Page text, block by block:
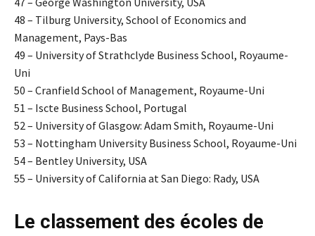
48 – Tilburg University, School of Economics and
Management, Pays-Bas
49 – University of Strathclyde Business School, Royaume-
Uni
50 – Cranfield School of Management, Royaume-Uni
51 – Iscte Business School, Portugal
52 – University of Glasgow: Adam Smith, Royaume-Uni
53 – Nottingham University Business School, Royaume-Uni
54 – Bentley University, USA
55 – University of California at San Diego: Rady, USA
Le classement des écoles de